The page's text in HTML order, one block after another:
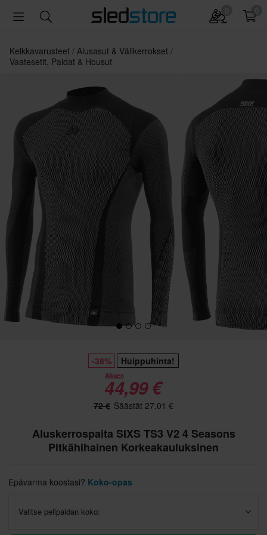
Kelkkavarusteet Alusasut & Välikerrokset
Vaatesetit, Paidat & Housut
-38% Huippuhinta!
Alkaen
44,99 €
72 € Säästät 27,01 €
Aluskerrospaita SIXS TS3 V2 4 Seasons
Pitkähihainen Korkeakauluksinen
Epävarma koostasi? Koko-opas
Valitse pelipaidan koko: